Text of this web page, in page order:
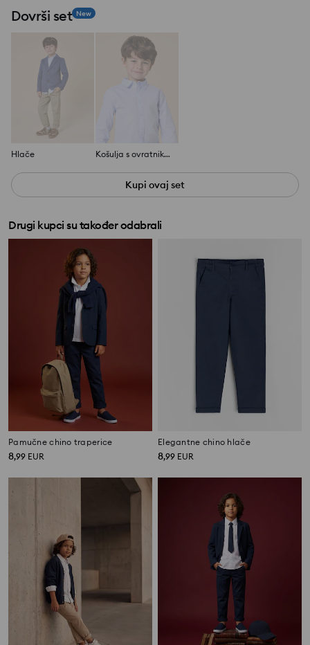
Dovrši set New
Hlače Košulja s ovratnikom
Kupi ovaj set
Drugi kupci su također odabrali
Pamučne chino traperice
8,99 EUR
Elegantne chino hlače
8,99 EUR